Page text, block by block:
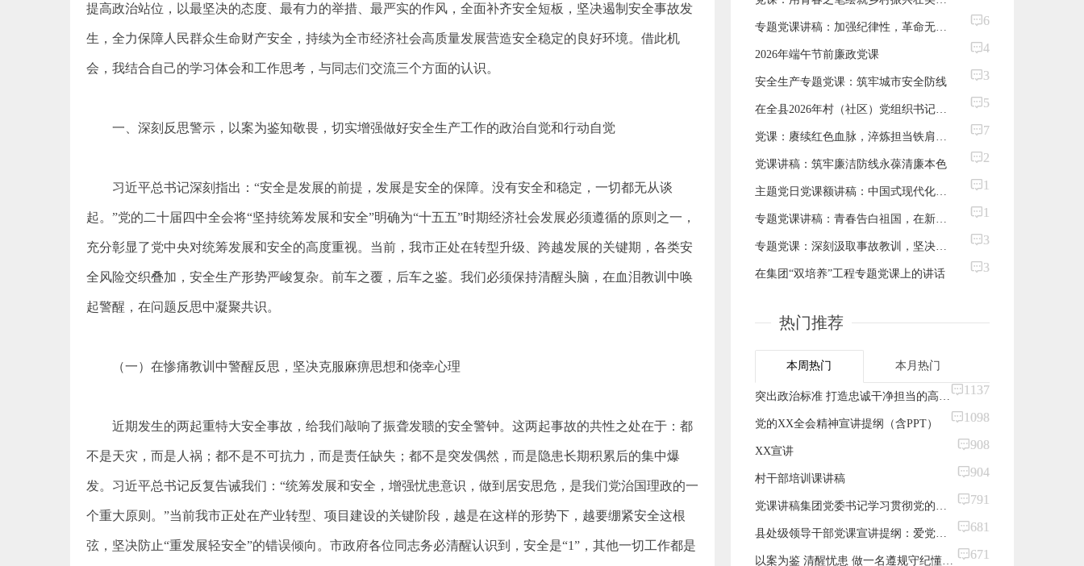
提高政治站位，以最坚决的态度、最有力的举措、最严实的作风，全面补齐安全短板，坚决遏制安全事故发
生，全力保障人民群众生命财产安全，持续为全市经济社会高质量发展营造安全稳定的良好环境。借此机
会，我结合自己的学习体会和工作思考，与同志们交流三个方面的认识。
一、深刻反思警示，以案为鉴知敬畏，切实增强做好安全生产工作的政治自觉和行动自觉
习近平总书记深刻指出：“安全是发展的前提，发展是安全的保障。没有安全和稳定，一切都无从谈
起。”党的二十届四中全会将“坚持统筹发展和安全”明确为“十五五”时期经济社会发展必须遵循的原则之一，
充分彰显了党中央对统筹发展和安全的高度重视。当前，我市正处在转型升级、跨越发展的关键期，各类安
全风险交织叠加，安全生产形势严峻复杂。前车之覆，后车之鉴。我们必须保持清醒头脑，在血泪教训中唤
起警醒，在问题反思中凝聚共识。
（一）在惨痛教训中警醒反思，坚决克服麻痹思想和侥幸心理
近期发生的两起重特大安全事故，给我们敲响了振聋发聩的安全警钟。这两起事故的共性之处在于：都
不是天灾，而是人祸；都不是不可抗力，而是责任缺失；都不是突发偶然，而是隐患长期积累后的集中爆
发。习近平总书记反复告诫我们：“统筹发展和安全，增强忧患意识，做到居安思危，是我们党治国理政的一
个重大原则。”当前我市正处在产业转型、项目建设的关键阶段，越是在这样的形势下，越要绷紧安全这根
弦，坚决防止“重发展轻安全”的错误倾向。市政府各位同志务必清醒认识到，安全是“1”，其他一切工作都是
6
2026年端午节前廉政党课
4
安全生产专题党课：筑牢城市安全防线
3
5
7
党课讲稿：筑牢廉洁防线永葆清廉本色
2
1
1
3
在集团“双培养”工程专题党课上的讲话
3
热门推荐
本周热门 本月热门
1137
党的XX全会精神宣讲提纲（含PPT）
1098
XX宣讲
908
村干部培训课讲稿
904
791
681
671